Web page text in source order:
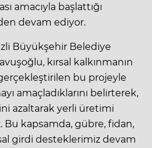
amacıyla başlattığı
devam ediyor.
Büyükşehir Belediye
kırsal kalkınmanın
bu projeyle
amaçladıklarını belirterek,
azaltarak yerli üretimi
kapsamda, gübre, fidan,
girdi desteklerimiz devam